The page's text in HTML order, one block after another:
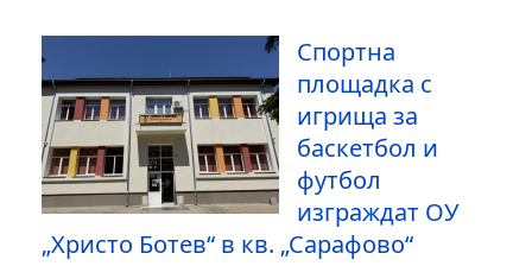
Спортна
площадка с
игрища за
баскетбол и
футбол
изграждат ОУ
„Христо Ботев“ в кв. „Сарафово“